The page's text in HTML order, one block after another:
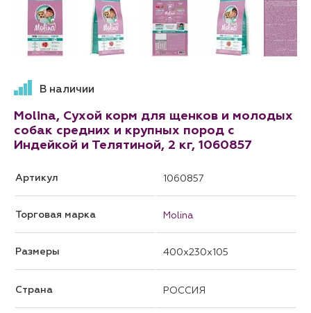
В наличии
Molina, Сухой корм для щенков и молодых
собак средних и крупных пород с
Индейкой и Телятиной, 2 кг, 1060857
Артикул 1060857
Торговая марка Molina
Размеры 400x230x105
Страна РОССИЯ